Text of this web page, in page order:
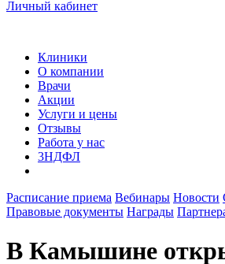
Личный кабинет
Клиники
О компании
Врачи
Акции
Услуги и цены
Отзывы
Работа у нас
3НДФЛ
Расписание приема Вебинары Новости
Правовые документы Награды
В Камышине